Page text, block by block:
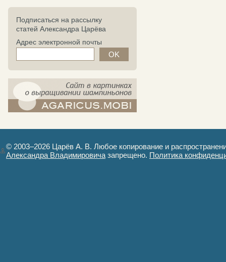
Подписаться на рассылку
статей Александра Царёва
Адрес электронной почты
© 2003–2026 Царёв А. В. Любое копирование и
Александра Владимировича запрещено. Политика
Авторизация